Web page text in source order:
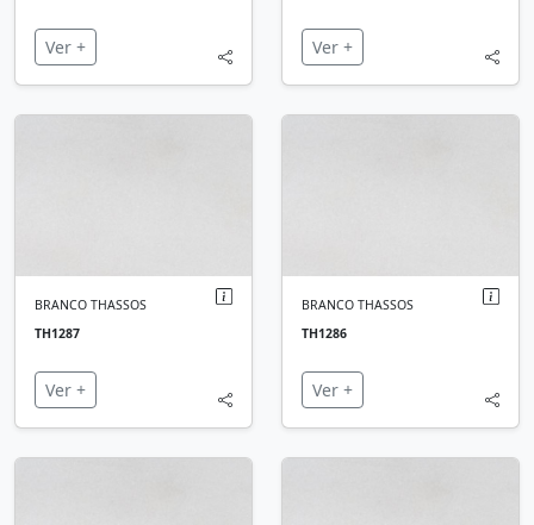
Ver + Ver +
BRANCO THASSOS
TH1287
Ver +
BRANCO THASSOS
TH1286
Ver +